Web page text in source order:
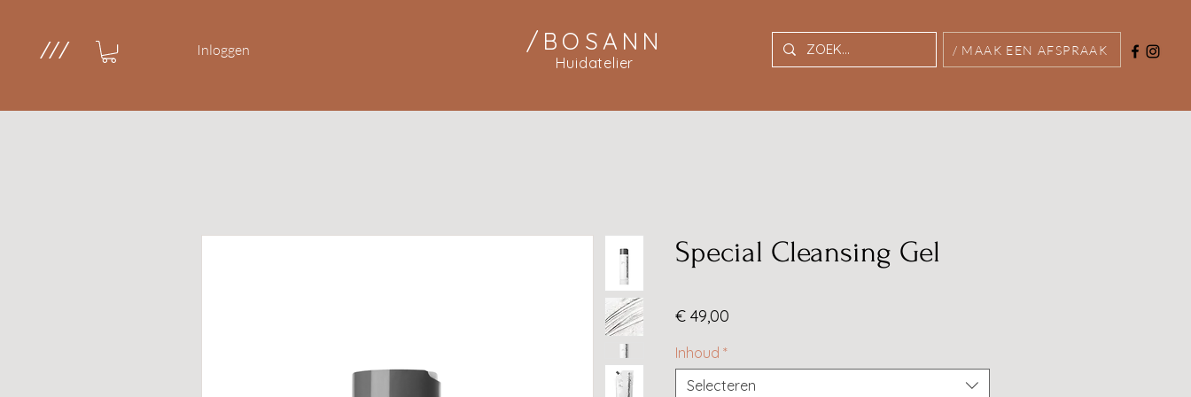
/// Inloggen /BOSANN
Huidatelier
/ MAAK EEN AFSPRAAK
Special Cleansing Gel
€ 49,00
Inhoud *
Selecteren